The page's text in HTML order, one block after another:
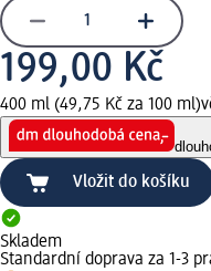
199,00 Kč
400 ml (49,75 Kč za 100 ml)
Vložit do košíku
Skladem
Standardní doprava za 1-3